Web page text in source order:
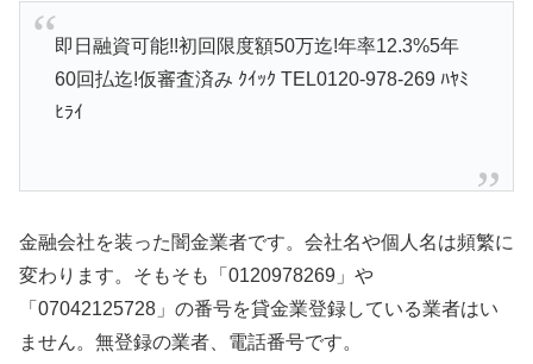
即日融資可能!!初回限度額50万迄!年率12.3%5年
60回払迄!仮審査済み ｸｲｯｸ TEL0120-978-269 ﾊﾔﾐ
ﾋﾗｲ
金融会社を装った闇金業者です。会社名や個人名は頻繁に
変わります。そもそも「0120978269」や
「07042125728」の番号を貸金業登録している業者はい
ません。無登録の業者、電話番号です。